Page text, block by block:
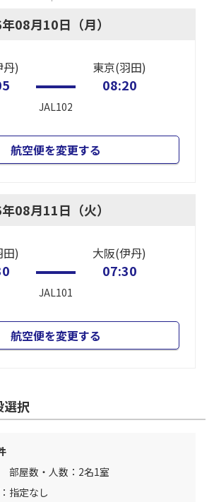
08月10日（月）
丹)
JAL102
東京(羽田)
08:20
航空便を変更する
08月11日（火）
田)
JAL101
大阪(伊丹)
07:30
航空便を変更する
択
部屋数・人数：2名1室
指定なし